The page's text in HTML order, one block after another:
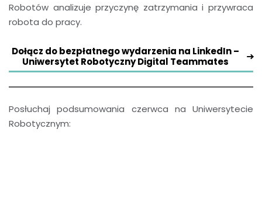
Robotów analizuje przyczynę zatrzymania i przywraca
robota do pracy.
Dołącz do bezpłatnego wydarzenia na LinkedIn –
Uniwersytet Robotyczny Digital Teammates
Posłuchaj podsumowania czerwca na Uniwersytecie
Robotycznym: